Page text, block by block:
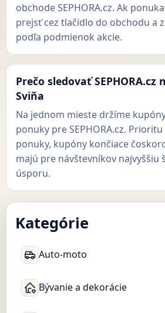
obchode SEPHORA.cz. Ak
prejsť cez tlačidlo do obchodu a
podľa podmienok akcie.
Prečo sledovať SEPHORA.cz
Sviňa
Na jednom mieste držíme
ponuky pre SEPHORA.cz.
ponuky, kupóny končiace
majú pre návštevníkov najvyššiu
úsporu.
Kategórie
Auto-moto
Bývanie a dekorácie